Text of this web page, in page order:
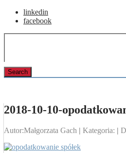
linkedin
facebook
2018-10-10-
Autor:Małgorzata Gach | Kategoria: |